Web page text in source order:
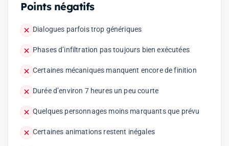
Points négatifs
Dialogues parfois trop génériques
Phases d’infiltration pas toujours bien exécutées
Certaines mécaniques manquent encore de finition
Durée d’environ 7 heures un peu courte
Quelques personnages moins marquants que prévu
Certaines animations restent inégales